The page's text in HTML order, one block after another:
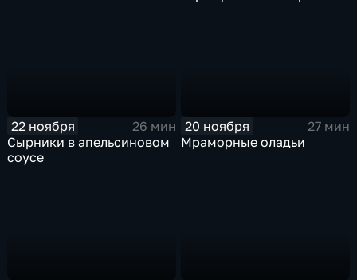
22 ноября
26 мин
Сырники в апельсиновом
соусе
20 ноября
27 мин
Мраморные оладьи